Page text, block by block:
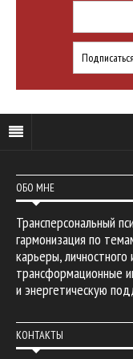
ОБО МНЕ
Трансперсональный
гармонизация по
карьеры,
трансформационные
и энергетическую
КОНТАКТЫ